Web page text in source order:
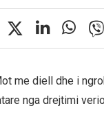
me diell dhe i
nga drejtimi